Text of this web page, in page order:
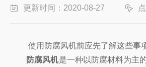
更新时间：2020-08-27
使用防腐风机前应先了解这些事
防腐风机是一种以防腐材料为主